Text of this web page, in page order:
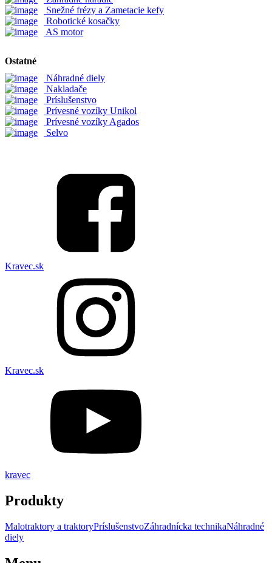
Snežné frézy a Zametacie kefy
Robotické kosačky
AS motor
Ostatné
Náhradné diely
Nakladače
Príslušenstvo
Prívesné vozíky Unikol
Prívesné vozíky Agados
Selvo
Kravec.sk
Kravec.sk
kravec
Produkty
Malotraktory a traktoryPríslušenstvoZáhradnícka technikaNáhradné
diely